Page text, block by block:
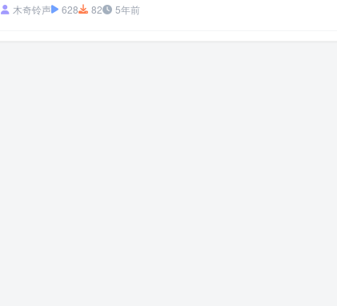
木奇铃声 628 82 5年前